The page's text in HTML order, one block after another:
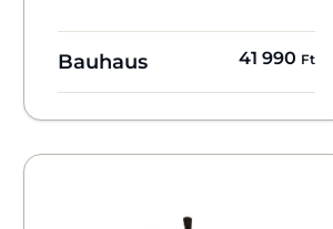
Bauhaus 41 990 Ft